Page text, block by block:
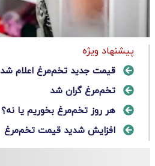
پیشنهاد ویژه
قیمت جدید تخم‌مرغ اعلام شد
تخم‌مرغ گران شد
هر روز تخم‌مرغ بخوریم یا نه؟
افزایش شدید قیمت تخم‌مرغ